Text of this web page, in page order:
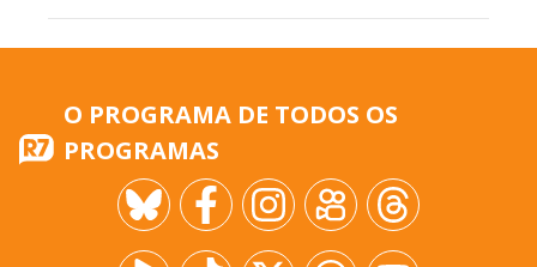
O PROGRAMA DE TODOS OS
PROGRAMAS